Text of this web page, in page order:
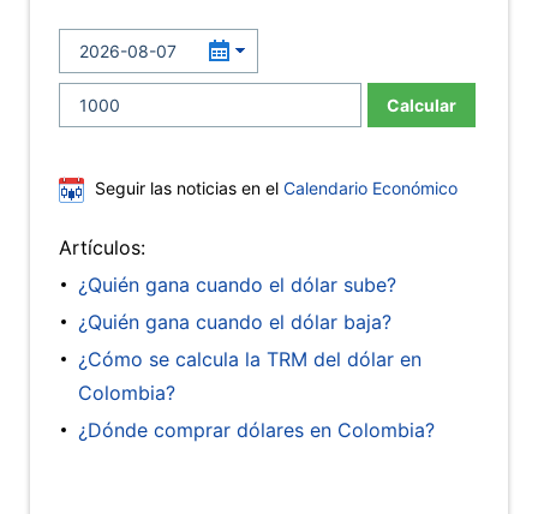
Calcular
Seguir las noticias en el Calendario Económico
Artículos:
¿Quién gana cuando el dólar sube?
¿Quién gana cuando el dólar baja?
¿Cómo se calcula la TRM del dólar en
Colombia?
¿Dónde comprar dólares en Colombia?